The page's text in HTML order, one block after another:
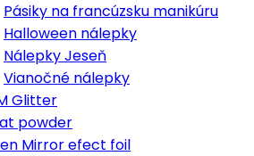
Pásiky na francúzsku manikúru
Halloween nálepky
Nálepky Jeseň
Vianočné nálepky
Glitter
powder
Mirror efect foil